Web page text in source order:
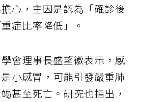
心，主因是認為「確診後
症比率降低」。
會理事長盛望徽表示，感
小感冒，可能引發嚴重肺
甚至死亡。研究也指出，